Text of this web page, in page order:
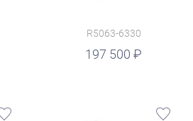
R5063-6330
197 500